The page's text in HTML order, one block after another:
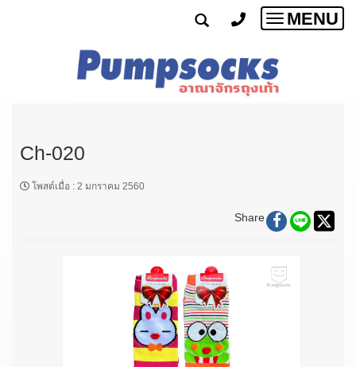
Toggle
MENU
Ch-020
โพสต์เมื่อ : 2 มกราคม 2560
Share